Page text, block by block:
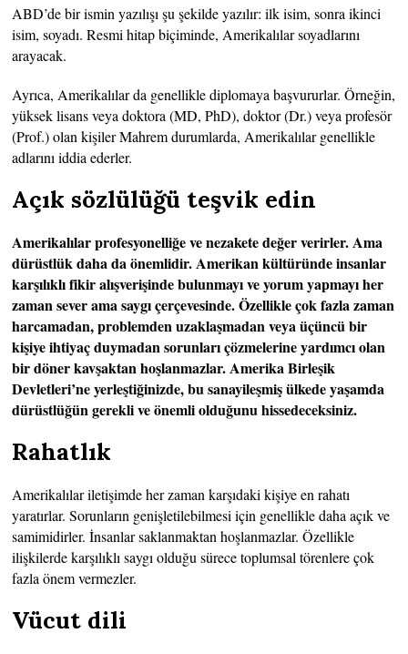
ABD’de bir ismin yazılışı şu şekilde yazılır: ilk isim, sonra ikinci
isim, soyadı. Resmi hitap biçiminde, Amerikalılar soyadlarını
arayacak.
Ayrıca, Amerikalılar da genellikle diplomaya başvururlar. Örneğin,
yüksek lisans veya doktora (MD, PhD), doktor (Dr.) veya profesör
(Prof.) olan kişiler Mahrem durumlarda, Amerikalılar genellikle
adlarını iddia ederler.
Açık sözlülüğü teşvik edin
Amerikalılar profesyonelliğe ve nezakete değer verirler. Ama
dürüstlük daha da önemlidir. Amerikan kültüründe insanlar
karşılıklı fikir alışverişinde bulunmayı ve yorum yapmayı her
zaman sever ama saygı çerçevesinde. Özellikle çok fazla zaman
harcamadan, problemden uzaklaşmadan veya üçüncü bir
kişiye ihtiyaç duymadan sorunları çözmelerine yardımcı olan
bir döner kavşaktan hoşlanmazlar. Amerika Birleşik
Devletleri’ne yerleştiğinizde, bu sanayileşmiş ülkede yaşamda
dürüstlüğün gerekli ve önemli olduğunu hissedeceksiniz.
Rahatlık
Amerikalılar iletişimde her zaman karşıdaki kişiye en rahatı
yaratırlar. Sorunların genişletilebilmesi için genellikle daha açık ve
samimidirler. İnsanlar saklanmaktan hoşlanmazlar. Özellikle
ilişkilerde karşılıklı saygı olduğu sürece toplumsal törenlere çok
fazla önem vermezler.
Vücut dili